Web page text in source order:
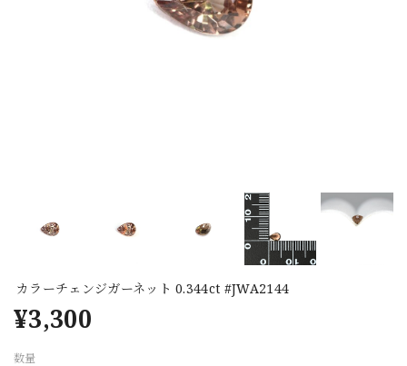
カラーチェンジガーネット 0.344ct #JWA2144
¥3,300
数量